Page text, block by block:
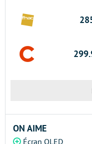
ON AIME
Écran OLED